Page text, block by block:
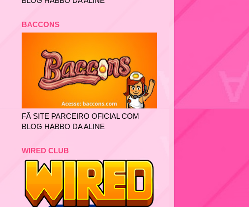
BACCONS
FÃ SITE PARCEIRO OFICIAL COM
BLOG HABBO DA ALINE
WIRED CLUB